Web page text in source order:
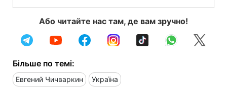
Або читайте нас там, де вам зручно!
Більше по темі:
Евгений Чичваркин Україна